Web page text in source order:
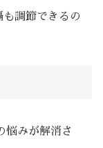
調節できるの
悩みが解消さ